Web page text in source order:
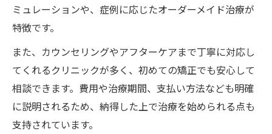
ミュレーションや、症例に応じたオーダーメイド治療が
特徴です。
また、カウンセリングやアフターケアまで丁寧に対応し
てくれるクリニックが多く、初めての矯正でも安心して
相談できます。費用や治療期間、支払い方法なども明確
に説明されるため、納得した上で治療を始められる点も
支持されています。